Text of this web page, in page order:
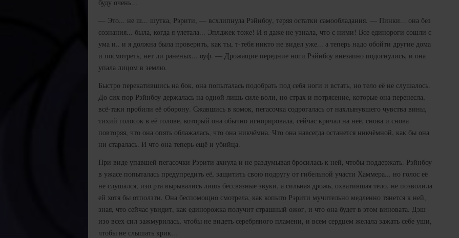
буду очень...
— Это... не ш... шутка, Рэрити, — всхлипнула Рэйнбоу, теряя остатки самообладания. — Пинки... она без
сознания... была, когда я улетала... Эплджек тоже! И я даже не узнала, что с ними! Все единороги сошли с
ума и.. и я должна была проверить, как ты, т-тебя никто не видел уже... а теперь надо обойти другие дома
и посмотреть, нет ли раненых... оуф. — Дрожащие передние ноги Рэйнбоу внезапно подогнулись, и она
упала лицом в землю.
Быстро перекатившись на бок, она попыталась подобрать под себя ноги и встать, но тело её не слушалось.
До сих пор Рэйнбоу держалась на одной лишь силе воли, но страх и потрясение, которые она перенесла,
всё-таки пробили её оборону. Сжавшись в комок, пегасочка содрогалась от нахлынувшего чувства вины,
тихий голосок в её голове, который она обычно игнорировала, сейчас кричал на неё, снова и снова
повторяя, что она опять облажалась, что она никчёмна. Что она навсегда останется никчёмной, как бы она
ни старалась. И что она теперь ещё и убийца.
При виде упавшей пегасочки Рэрити ахнула и не раздумывая бросилась к ней, чтобы поддержать. Рэйнбоу
в ужасе попыталась предупредить её, защитить свою подругу от гибельной участи Хаммера... но голос её
не слушался, изо рта вырывались лишь бессвязные звуки, а сильная дрожь, охватившая тело, не позволила
ей хотя бы отползти. Она беспомощно смотрела, как копыто Рэрити мучительно медленно тянется к ней,
зная, что сейчас увидит, как единорожка получит страшный ожог, и что она будет в этом виновата. Дэш
изо всех сил зажмурилась, чтобы не видеть серебряного пламени, и всем сердцем желала зажать себе уши,
чтобы не слышать крик...